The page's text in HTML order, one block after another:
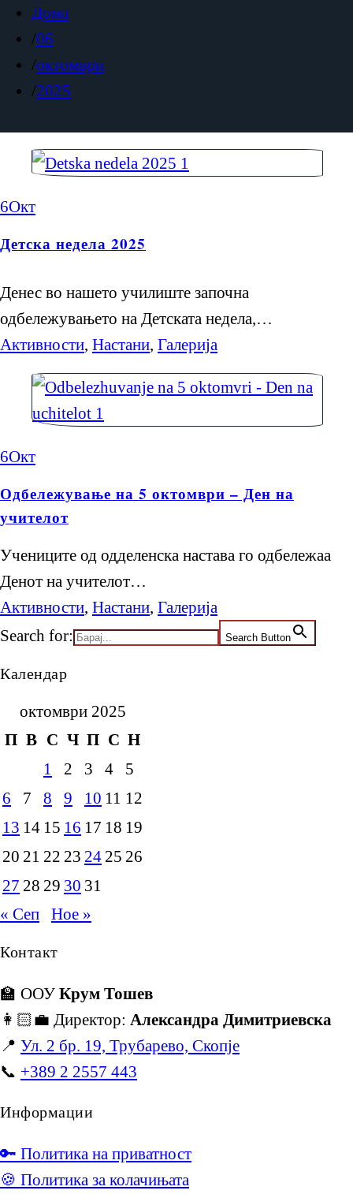
Дома
06
октомври
2025
6Окт
Детска недела 2025
Денес во нашето училиште започна
одбележувањето на Детската недела,…
Активности, Настани, Галерија
6Окт
Одбележување на 5 октомври – Ден на
учителот
Учениците од одделенска настава го одбележаа
Денот на учителот…
Активности, Настани, Галерија
Search for:
Search Button
Календар
октомври 2025
П В С Ч П С Н
1
2 3 4
5
6
7 8 9 10 11 12
13 14 15 16 17 18 19
20 21 22 23 24 25 26
27 28 29 30 31
« Сеп
Ное »
Контакт
🏫 ООУ Крум Тошев
👩🏻‍💼 Директор: Александра Димитриевска
📍 Ул. 2 бр. 19, Трубарево, Скопје
📞 +389 2 2557 443
Информации
🔑 Политика на приватност
🍪 Политика за колачињата